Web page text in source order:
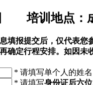
培训地点：
填报提交后，仅代表您
确定行程安排。如因
*请填写单个人的姓
*请填写身份证后六位